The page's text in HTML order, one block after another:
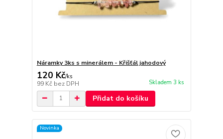
Náramky 3ks s minerálem - Křišťál jahodový
120 Kč/ks
99 Kč bez DPH Skladem 3 ks
Přidat do košíku
Novinka